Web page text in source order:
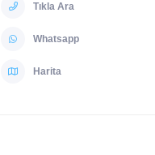
Tıkla Ara
Whatsapp
Harita